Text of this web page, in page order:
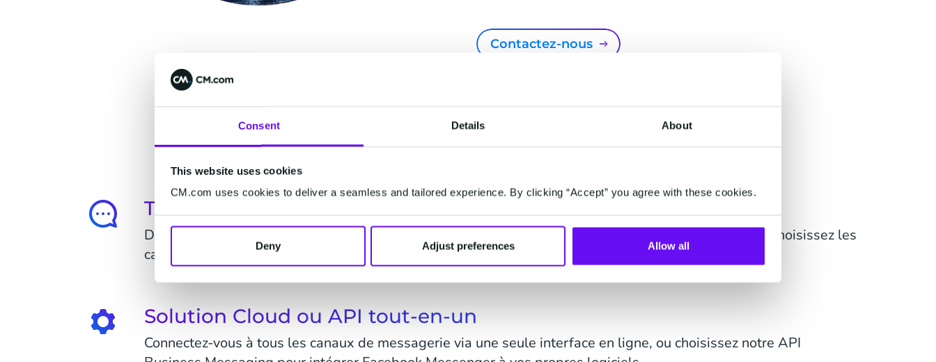
Consent Details About
This website uses cookies
CM.com uses cookies to deliver a seamless and tailored experience. By clicking “Accept” you agree with these cookies.
Deny Adjust preferences Allow all
Contactez-nous
Pourquoi travailler avec CM.com ?
Tous les canaux préférés de vos clients
De Facebook Messenger et WhatsApp à Viber et Twitter, combinez-les dans une seule interface ou choisissez les
canaux que vos clients préfèrent. Rendez votre service client plus accessible.
Solution Cloud ou API tout-en-un
Connectez-vous à tous les canaux de messagerie via une seule interface en ligne, ou choisissez notre API